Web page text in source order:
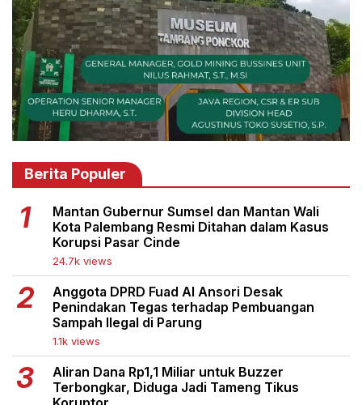
Berita Populer
Mantan Gubernur Sumsel dan Mantan Wali
Kota Palembang Resmi Ditahan dalam Kasus
Korupsi Pasar Cinde
24.7k views
Anggota DPRD Fuad Al Ansori Desak
Penindakan Tegas terhadap Pembuangan
Sampah Ilegal di Parung
1.1k views
Aliran Dana Rp1,1 Miliar untuk Buzzer
Terbongkar, Diduga Jadi Tameng Tikus